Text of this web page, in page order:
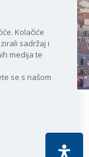
mora i
pridržana |
Kolačiće
sadržaj i
medija te
se s našom